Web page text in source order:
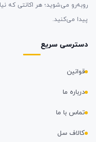
روبه‌رو می‌شوید؛ هر اکانتی که
پیدا می‌کنید.
دسترسی سریع
قوانین
درباره ما
تماس با ما
کالاف سل